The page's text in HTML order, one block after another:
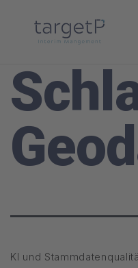
KI und